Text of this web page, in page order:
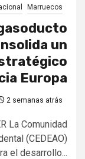
Marruecos
un
Europa
2 semanas atrás
La Comunidad
(CEDEAO)
el desarrollo...